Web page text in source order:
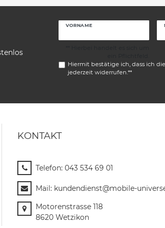
VORNAME
Hiermit bestätige ich, dass ich die
jederzeit widerrufen.**
KONTAKT
Telefon: 043 534 69 01
Mail: kundendienst@mobile-
Motorenstrasse 118
8620 Wetzikon